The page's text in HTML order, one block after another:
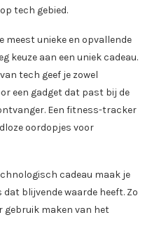
tech gebied.
meest unieke en opvallende
keuze aan een uniek cadeau.
tech geef je zowel
een gadget dat past bij de
Een fitness-tracker
oordopjes voor
cadeau maak je
blijvende waarde heeft. Zo
gebruik maken van het